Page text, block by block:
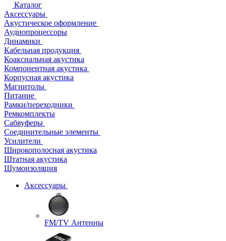
Каталог
Аксессуары
Акустическое оформление
Аудиопроцессоры
Динамики
Кабельная продукция
Коаксиальная акустика
Компонентная акустика
Корпусная акустика
Магнитолы
Питание
Рамки/переходники
Ремкомплекты
Сабвуферы
Соединительные элементы
Усилители
Широкополосная акустика
Штатная акустика
Шумоизоляция
Аксессуары
FM/TV Антенны